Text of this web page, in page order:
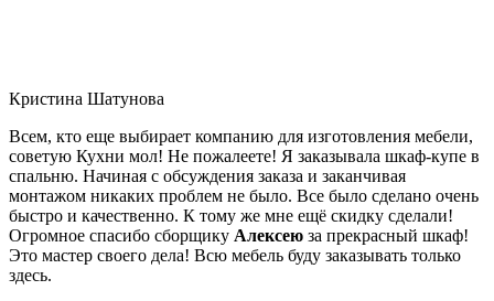
Кристина Шатунова
Всем, кто еще выбирает компанию для изготовления мебели,
советую Кухни мол! Не пожалеете! Я заказывала шкаф-купе в
спальню. Начиная с обсуждения заказа и заканчивая
монтажом никаких проблем не было. Все было сделано очень
быстро и качественно. К тому же мне ещё скидку сделали!
Огромное спасибо сборщику Алексею за прекрасный шкаф!
Это мастер своего дела! Всю мебель буду заказывать только
здесь.